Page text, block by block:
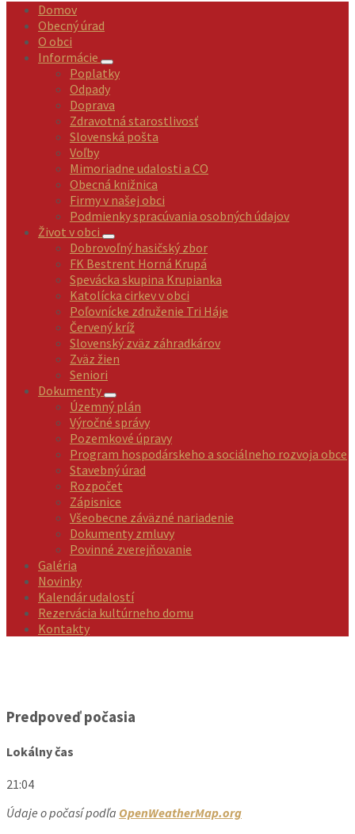
Domov
Obecný úrad
O obci
Informácie
Poplatky
Odpady
Doprava
Zdravotná starostlivosť
Slovenská pošta
Voľby
Mimoriadne udalosti a CO
Obecná knižnica
Firmy v našej obci
Podmienky spracúvania osobných údajov
Život v obci
Dobrovoľný hasičský zbor
FK Bestrent Horná Krupá
Spevácka skupina Krupianka
Katolícka cirkev v obci
Poľovnícke združenie Tri Háje
Červený kríž
Slovenský zväz záhradkárov
Zväz žien
Seniori
Dokumenty
Územný plán
Výročné správy
Pozemkové úpravy
Program hospodárskeho a sociálneho rozvoja obce
Stavebný úrad
Rozpočet
Zápisnice
Všeobecne záväzné nariadenie
Dokumenty zmluvy
Povinné zverejňovanie
Galéria
Novinky
Kalendár udalostí
Rezervácia kultúrneho domu
Kontakty
Predpoveď počasia
Lokálny čas
21:04
Údaje o počasí podľa OpenWeatherMap.org